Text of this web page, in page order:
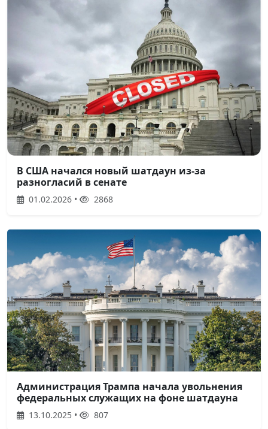
В США начался новый шатдаун из-за
разногласий в сенате
01.02.2026 • 2868
Администрация Трампа начала увольнения
федеральных служащих на фоне шатдауна
13.10.2025 • 807